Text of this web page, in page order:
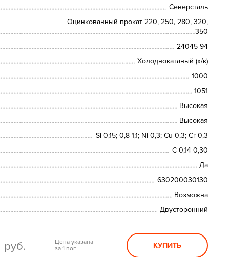
Северсталь
Оцинкованный прокат 220, 250, 280, 320,
350
24045-94
Холоднокатаный (х/к)
1000
1051
Высокая
Высокая
Si 0,15; 0,8-1,1; Ni 0,3; Сu 0,3; Cr 0,3
C 0,14-0,30
Да
630200030130
Возможна
Двусторонний
руб.
Цена указана
за 1 пог
КУПИТЬ